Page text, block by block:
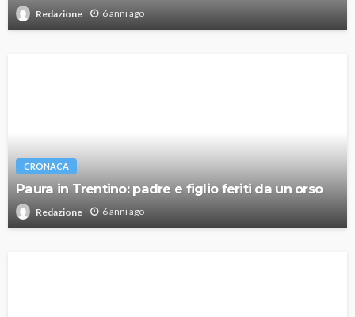
Redazione 6 anni ago
CRONACA
Paura in Trentino: padre e figlio feriti da un orso
Redazione 6 anni ago